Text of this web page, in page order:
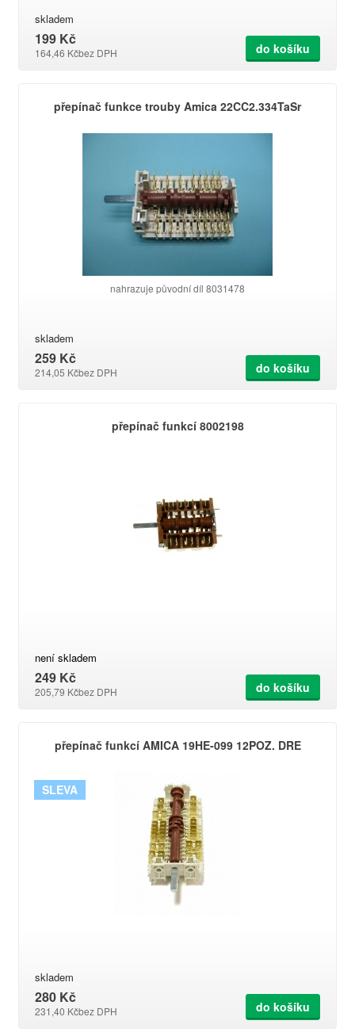
skladem
199 Kč
164,46 Kčbez DPH do košíku
přepínač funkce trouby Amica 22CC2.334TaSr
nahrazuje původní díl 8031478
skladem
259 Kč
214,05 Kčbez DPH do košíku
přepínač funkcí 8002198
není skladem
249 Kč
205,79 Kčbez DPH do košíku
přepínač funkcí AMICA 19HE-099 12POZ. DRE
SLEVA
skladem
280 Kč
231,40 Kčbez DPH do košíku